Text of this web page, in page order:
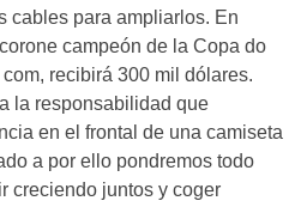
cables para ampliarlos. En
campeón de la Copa do
recibirá 300 mil dólares.
la responsabilidad que
en el frontal de una camiseta
a por ello pondremos todo
creciendo juntos y coger